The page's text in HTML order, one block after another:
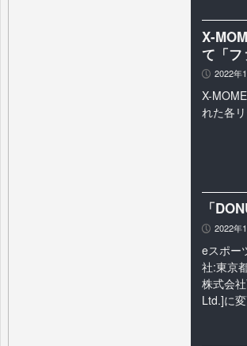
X-
て「フ
P 2022年
X-
れた各
「
P 2022年
eスポー
社:東京
株式会
Ltd.]に